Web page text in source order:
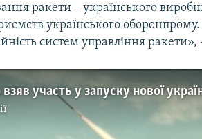
ракети – українського
українського
систем управління